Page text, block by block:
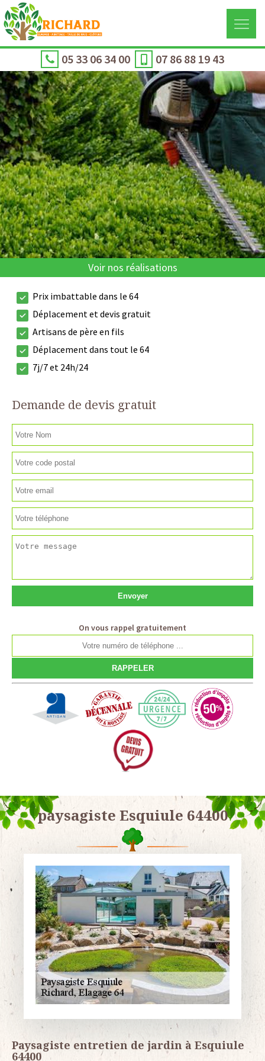
05 33 06 34 00 07 86 88 19 43
Voir nos réalisations
Prix imbattable dans le 64
Déplacement et devis gratuit
Artisans de père en fils
Déplacement dans tout le 64
7j/7 et 24h/24
Demande de devis gratuit
On vous rappel gratuitement
paysagiste Esquiule 64400
Paysagiste entretien de jardin à Esquiule
64400